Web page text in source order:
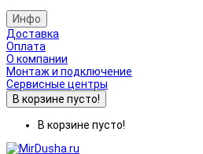
Инфо
Доставка
Оплата
О компании
Монтаж и подключение
Сервисные центры
В корзине пусто!
В корзине пусто!